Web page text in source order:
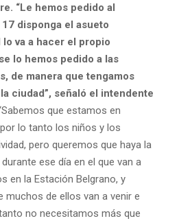
“Le hemos pedido al
disponga el asueto
va a hacer el propio
lo hemos pedido a las
de manera que tengamos
ciudad”, señaló el intendente
que estamos en
lo tanto los niños y los
pero queremos que haya la
ese día en el que van a
en la Estación Belgrano, y
muchos de ellos van a venir e
no necesitamos más que